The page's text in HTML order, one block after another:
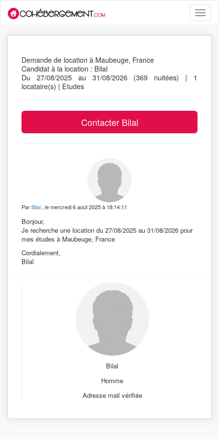
Toggle
Demande de location à Maubeuge, France
Candidat à la location : Bilal
Du 27/08/2025 au 31/08/2026 (369 nuitées) | 1
locataire(s) | Etudes
ParBilal , le mercredi 6 août 2025 à 18:14:11
Bonjour,
Je recherche une location du 27/08/2025 au 31/08/2026 pour
mes études à Maubeuge, France
Cordialement,
Bilal
Bilal
Homme
Adresse mail vérifiée